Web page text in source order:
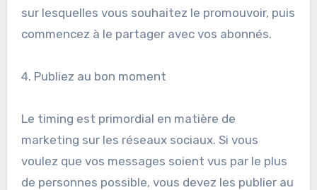
sur lesquelles vous souhaitez le promouvoir, puis
commencez à le partager avec vos abonnés.
4. Publiez au bon moment
Le timing est primordial en matière de
marketing sur les réseaux sociaux. Si vous
voulez que vos messages soient vus par le plus
de personnes possible, vous devez les publier au